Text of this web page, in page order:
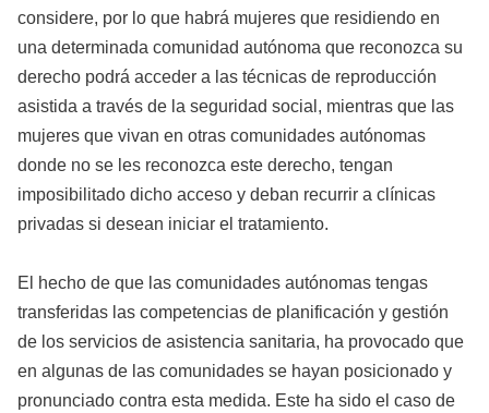
considere, por lo que habrá mujeres que residiendo en
una determinada comunidad autónoma que reconozca su
derecho podrá acceder a las técnicas de reproducción
asistida a través de la seguridad social, mientras que las
mujeres que vivan en otras comunidades autónomas
donde no se les reconozca este derecho, tengan
imposibilitado dicho acceso y deban recurrir a clínicas
privadas si desean iniciar el tratamiento.
El hecho de que las comunidades autónomas tengas
transferidas las competencias de planificación y gestión
de los servicios de asistencia sanitaria, ha provocado que
en algunas de las comunidades se hayan posicionado y
pronunciado contra esta medida. Este ha sido el caso de